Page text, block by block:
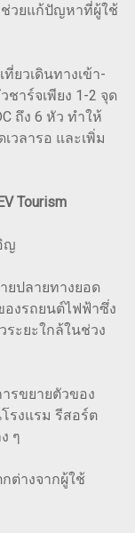
วยแก้ปัญหาที่ผู้ใช้
ยวเดินทางเข้า-
าร์จเพียง 1-2 จุด
ถึง 6 หัว ทำให้
วลารอ และเพิ่ม
Tourism
ญ
ยปลายทางยอด
องรถยนต์ไฟฟ้าซึ่ง
ระยะใกล้ในช่วง
รขยายตัวของ
รงแรม รีสอร์ต
ๆ
ต่างจากผู้ใช้